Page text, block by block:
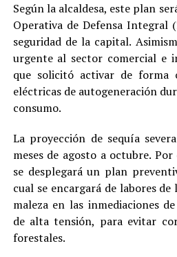
Según la alcaldesa, este plan
Operativa de Defensa Integral
seguridad de la capital.
urgente al sector comercial e
que solicitó activar de forma
eléctricas de autogeneración
consumo.
La proyección de sequía
meses de agosto a octubre.
se desplegará un plan
cual se encargará de labores
maleza en las inmediaciones
de alta tensión, para evitar
forestales.